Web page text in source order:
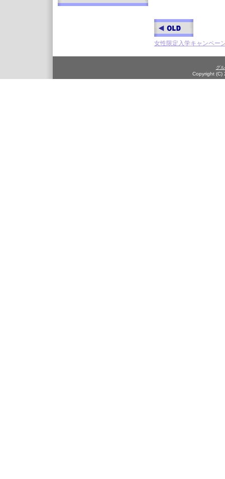
女性限定入学キャンペー
グ
Copyright (C)